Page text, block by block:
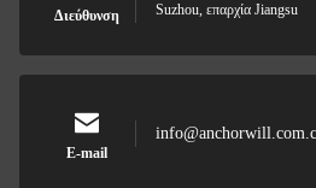
Διεύθυνση
Suzhou, επαρχία Jiangsu
E-mail